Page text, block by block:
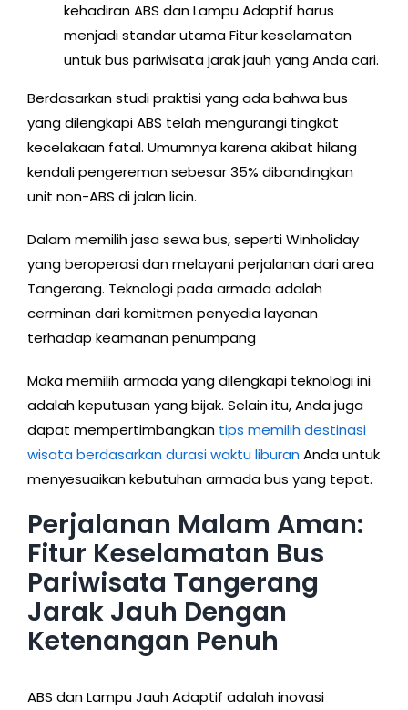
kehadiran ABS dan Lampu Adaptif harus
menjadi standar utama Fitur keselamatan
untuk bus pariwisata jarak jauh yang Anda cari.
Berdasarkan studi praktisi yang ada bahwa bus
yang dilengkapi ABS telah mengurangi tingkat
kecelakaan fatal. Umumnya karena akibat hilang
kendali pengereman sebesar 35% dibandingkan
unit non-ABS di jalan licin.
Dalam memilih jasa sewa bus, seperti Winholiday
yang beroperasi dan melayani perjalanan dari area
Tangerang. Teknologi pada armada adalah
cerminan dari komitmen penyedia layanan
terhadap keamanan penumpang
Maka memilih armada yang dilengkapi teknologi ini
adalah keputusan yang bijak. Selain itu, Anda juga
dapat mempertimbangkan tips memilih destinasi
wisata berdasarkan durasi waktu liburan Anda untuk
menyesuaikan kebutuhan armada bus yang tepat.
Perjalanan Malam Aman:
Fitur Keselamatan Bus
Pariwisata Tangerang
Jarak Jauh Dengan
Ketenangan Penuh
ABS dan Lampu Jauh Adaptif adalah inovasi